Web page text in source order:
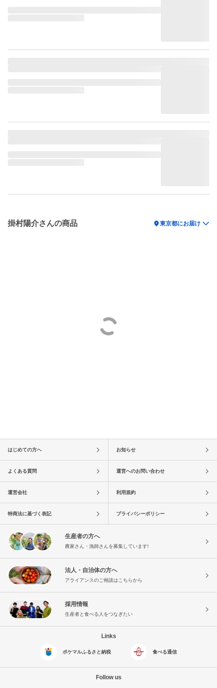
掛村陽介さんの商品 location_on東京都にお届け
はじめての方へ お知らせ
よくある質問 運営へのお問い合わせ
運営会社 利用規約
特商法に基づく表記 プライバシーポリシー
生産者の方へ
農家さん・漁師さんを募集しています!
法人・自治体の方へ
アライアンスのご相談はこちらから
採用情報
生産者と食べる人をつなぎたい
Links
ポケマルふるさと納税 食べる通信
Follow us